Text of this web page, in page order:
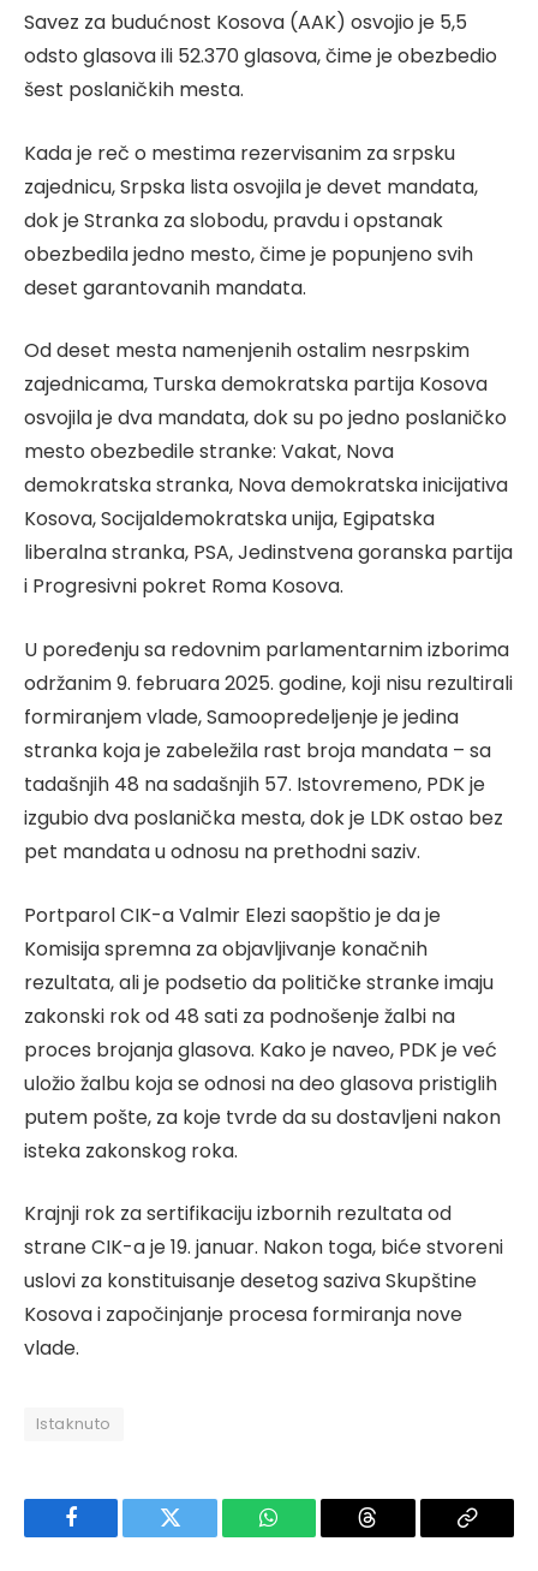
Savez za budućnost Kosova (AAK) osvojio je 5,5
odsto glasova ili 52.370 glasova, čime je obezbedio
šest poslaničkih mesta.
Kada je reč o mestima rezervisanim za srpsku
zajednicu, Srpska lista osvojila je devet mandata,
dok je Stranka za slobodu, pravdu i opstanak
obezbedila jedno mesto, čime je popunjeno svih
deset garantovanih mandata.
Od deset mesta namenjenih ostalim nesrpskim
zajednicama, Turska demokratska partija Kosova
osvojila je dva mandata, dok su po jedno poslaničko
mesto obezbedile stranke: Vakat, Nova
demokratska stranka, Nova demokratska inicijativa
Kosova, Socijaldemokratska unija, Egipatska
liberalna stranka, PSA, Jedinstvena goranska partija
i Progresivni pokret Roma Kosova.
U poređenju sa redovnim parlamentarnim izborima
održanim 9. februara 2025. godine, koji nisu rezultirali
formiranjem vlade, Samoopredeljenje je jedina
stranka koja je zabeležila rast broja mandata – sa
tadašnjih 48 na sadašnjih 57. Istovremeno, PDK je
izgubio dva poslanička mesta, dok je LDK ostao bez
pet mandata u odnosu na prethodni saziv.
Portparol CIK-a Valmir Elezi saopštio je da je
Komisija spremna za objavljivanje konačnih
rezultata, ali je podsetio da političke stranke imaju
zakonski rok od 48 sati za podnošenje žalbi na
proces brojanja glasova. Kako je naveo, PDK je već
uložio žalbu koja se odnosi na deo glasova pristiglih
putem pošte, za koje tvrde da su dostavljeni nakon
isteka zakonskog roka.
Krajnji rok za sertifikaciju izbornih rezultata od
strane CIK-a je 19. januar. Nakon toga, biće stvoreni
uslovi za konstituisanje desetog saziva Skupštine
Kosova i započinjanje procesa formiranja nove
vlade.
Istaknuto
Facebook Twitter WhatsApp Threads
Copy